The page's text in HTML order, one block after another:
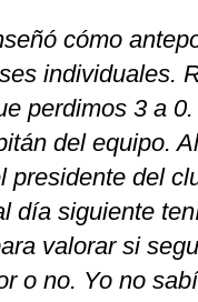
cómo
individuales.
perdimos 3 a
del equipo.
presidente del
día siguiente
valorar si
o no. Yo no